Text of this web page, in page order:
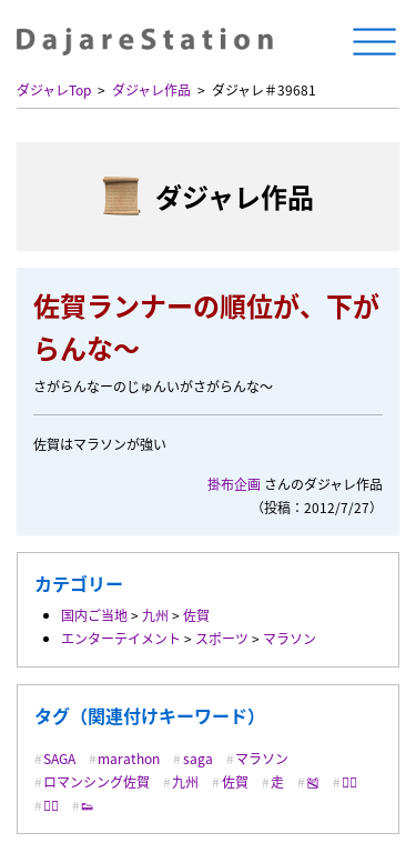
ダジャレTop ダジャレ作品 ダジャレ＃39681
ダジャレ作品
佐賀ランナーの順位が、下が
らんな～
さがらんなーのじゅんいがさがらんな～
佐賀はマラソンが強い
掛布企画 さんのダジャレ作品
（投稿：2012/7/27）
カテゴリー
国内ご当地> 九州 >佐賀
エンターテイメント > スポーツ > マラソン
タグ（関連付けキーワード）
SAGA marathon saga
マラソン
ロマンシング佐賀
九州 佐賀 走 🎽
🏃‍♀️
🏃‍♂️
👟